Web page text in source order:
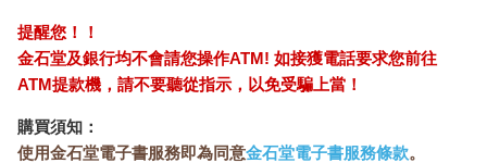
提醒您！！
金石堂及銀行均不會請您操作ATM! 如接獲電話要求您前往
ATM提款機，請不要聽從指示，以免受騙上當！
購買須知：
使用金石堂電子書服務即為同意金石堂電子書服務條款。